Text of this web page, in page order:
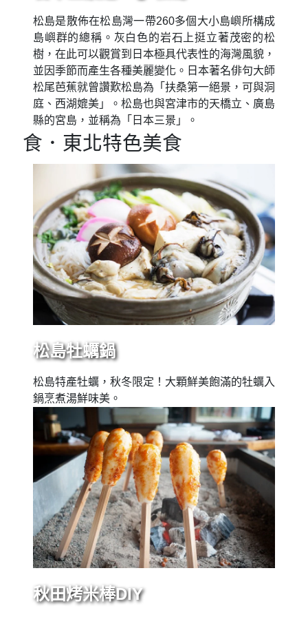
松島是散佈在松島灣一帶260多個大小島嶼所構成
島嶼群的總稱。灰白色的岩石上挺立著茂密的松
樹，在此可以觀賞到日本極具代表性的海灣風貌，
並因季節而產生各種美麗變化。日本著名俳句大師
松尾芭蕉就曾讚歎松島為「扶桑第一絕景，可與洞
庭、西湖媲美」。松島也與宮津市的天橋立、廣島
縣的宮島，並稱為「日本三景」。
食．東北特色美食
松島牡蠣鍋
松島特產牡蠣，秋冬限定！大顆鮮美飽滿的牡蠣入
鍋烹煮湯鮮味美。
秋田烤米棒DIY